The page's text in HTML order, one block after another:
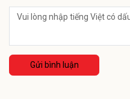
Gửi bình luận